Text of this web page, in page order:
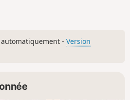
-Version